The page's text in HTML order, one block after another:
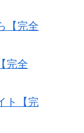
【完全
完全
ト【完